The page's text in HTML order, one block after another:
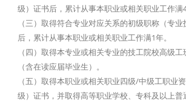
级）证书后，累计从事本职业或相关职业工作满4
（三）取得符合专业对应关系的初级职称（专业
后，累计从事本职业或相关职业工作满1年。
（四）取得本专业或相关专业的技工院校高级
（含在读应届毕业生）。
（五）取得本职业或相关职业四级/中级工职业
级）证书，并取得高等职业学校、专科及以上